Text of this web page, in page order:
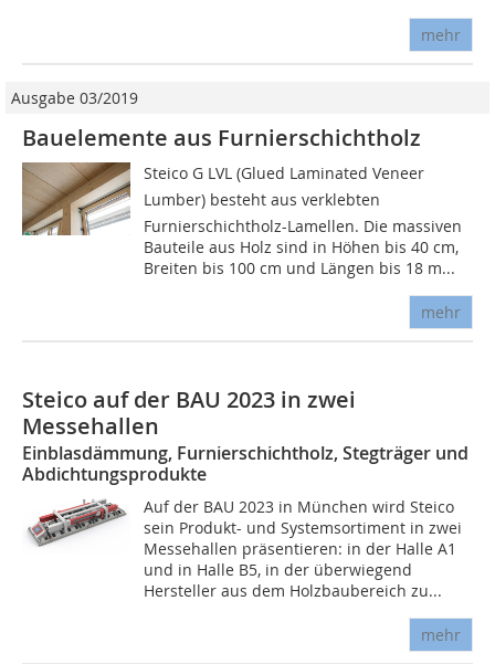
mehr
Ausgabe 03/2019
Bauelemente aus Furnierschichtholz
Steico G LVL (Glued Laminated Veneer
Lumber) besteht aus verklebten
Furnierschichtholz-Lamellen. Die massiven
Bauteile aus Holz sind in Höhen bis 40 cm,
Breiten bis 100 cm und Längen bis 18 m...
mehr
Steico auf der BAU 2023 in zwei
Messehallen
Einblasdämmung, Furnierschichtholz, Stegträger und
Abdichtungsprodukte
Auf der BAU 2023 in München wird Steico
sein Produkt- und Systemsortiment in zwei
Messehallen präsentieren: in der Halle A1
und in Halle B5, in der überwiegend
Hersteller aus dem Holzbaubereich zu...
mehr